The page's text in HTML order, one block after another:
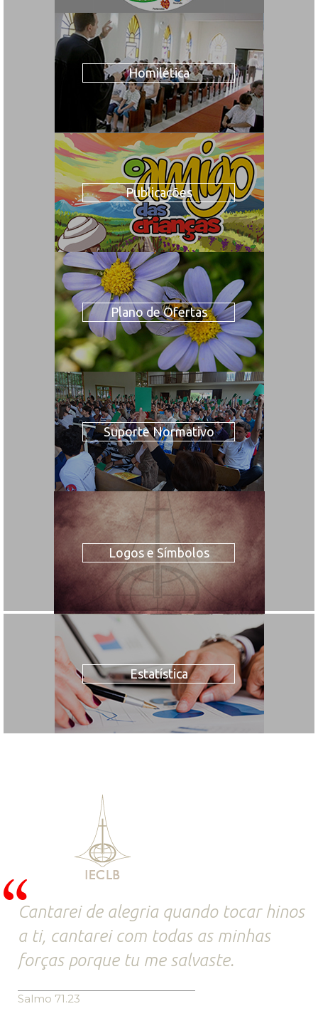
Homilética
Publicações
Plano de Ofertas
Suporte Normativo
Logos e Símbolos
Estatística
Cantarei de alegria quando tocar hinos
a ti, cantarei com todas as minhas
forças porque tu me salvaste.
Salmo 71.23